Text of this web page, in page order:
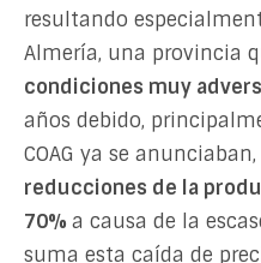
resultando
Almería, una provincia
condiciones muy
años debido,
COAG ya se
reducciones de la
70% a causa de la
suma esta caída de